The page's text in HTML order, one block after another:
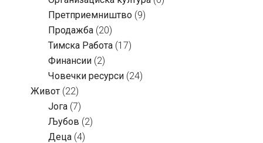
Претприемништво (9)
Продажба (20)
Тимска Работа (17)
Финансии (2)
Човечки ресурси (24)
Живот (22)
Јога (7)
Љубов (2)
Деца (4)